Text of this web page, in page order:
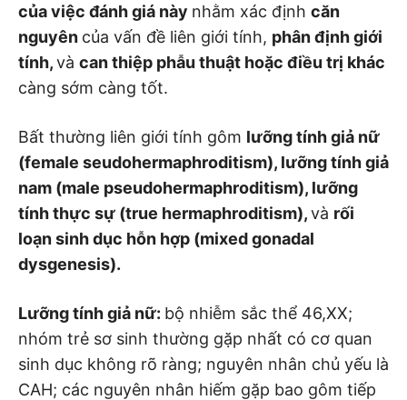
của việc đánh giá này nhằm xác định căn
nguyên của vấn đề liên giới tính, phân định giới
tính,và can thiệp phẫu thuật hoặc điều trị khác
càng sớm càng tốt.
Bất thường liên giới tính gôm lưỡng tính giả nữ
(female seudohermaphroditism), lưỡng tính giả
nam (male pseudohermaphroditism), lưỡng
tính thực sự (true hermaphroditism),và rối
loạn sinh dục hỗn hợp (mixed gonadal
dysgenesis).
Lưỡng tính giả nữ: bộ nhiễm sắc thể 46,XX;
nhóm trẻ sơ sinh thường gặp nhất có cơ quan
sinh dục không rõ ràng; nguyên nhân chủ yếu là
CAH; các nguyên nhân hiếm gặp bao gôm tiếp